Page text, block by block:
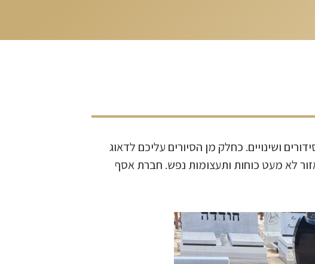
ושינויים. כחלק מן הסיורים עליכם לדאוג
לא מעט כוחות ותעצומות נפש. חברת אסף